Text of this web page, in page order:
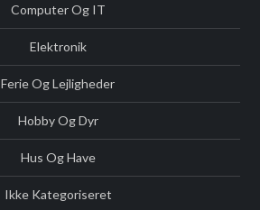
Computer Og IT
Elektronik
Ferie Og Lejligheder
Hobby Og Dyr
Hus Og Have
Ikke Kategoriseret